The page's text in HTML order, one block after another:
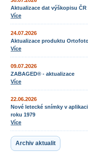
Aktualizace dat výškopisu ČR
Více
24.07.2026
Aktualizace produktu
Více
09.07.2026
ZABAGED® - aktualizace
Více
22.06.2026
Nové letecké snímky v
roku 1979
Více
Archiv aktualit